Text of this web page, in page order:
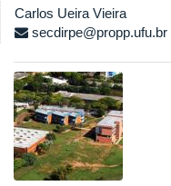
Carlos Ueira Vieira
secdirpe@propp.ufu.br